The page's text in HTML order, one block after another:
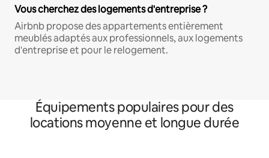
Vous cherchez des logements d'entreprise ?
Airbnb propose des appartements entièrement
meublés adaptés aux professionnels, aux logements
d'entreprise et pour le relogement.
Équipements populaires pour des
locations moyenne et longue durée